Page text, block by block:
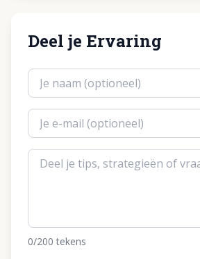
Deel je Ervaring
0/200 tekens